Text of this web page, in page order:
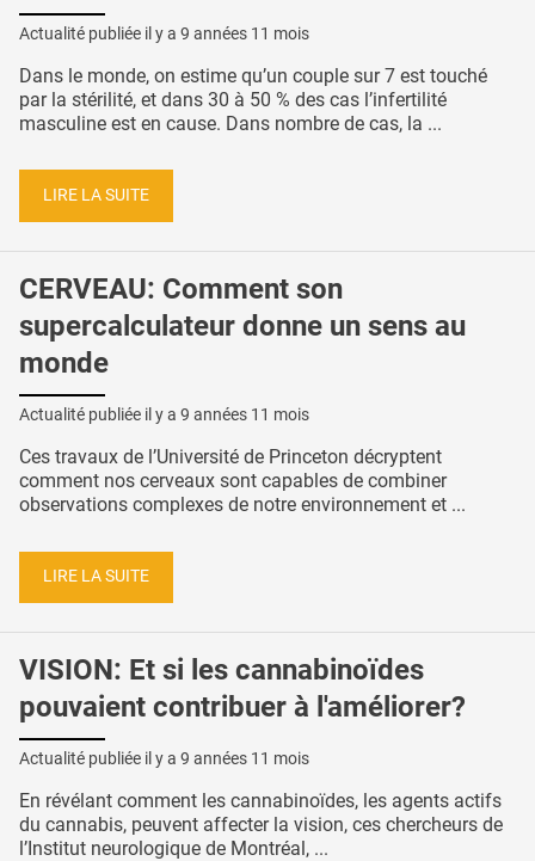
Actualité publiée il y a 9 années 11 mois
Dans le monde, on estime qu’un couple sur 7 est touché
par la stérilité, et dans 30 à 50 % des cas l’infertilité
masculine est en cause. Dans nombre de cas, la ...
LIRE LA SUITE
CERVEAU: Comment son
supercalculateur donne un sens au
monde
Actualité publiée il y a 9 années 11 mois
Ces travaux de l’Université de Princeton décryptent
comment nos cerveaux sont capables de combiner
observations complexes de notre environnement et ...
LIRE LA SUITE
VISION: Et si les cannabinoïdes
pouvaient contribuer à l'améliorer?
Actualité publiée il y a 9 années 11 mois
En révélant comment les cannabinoïdes, les agents actifs
du cannabis, peuvent affecter la vision, ces chercheurs de
l’Institut neurologique de Montréal, ...